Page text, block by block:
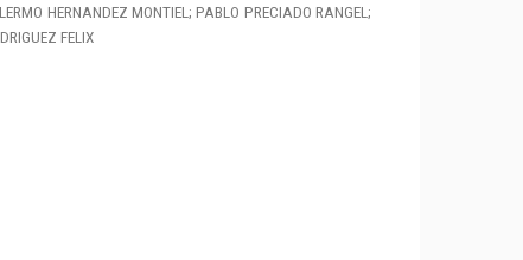
HERNANDEZ MONTIEL; PABLO PRECIADO RANGEL;
FELIX